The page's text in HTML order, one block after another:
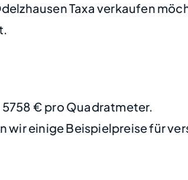
Taxa verkaufen
€ pro Quadratmeter.
wir einige Beispielpreise für